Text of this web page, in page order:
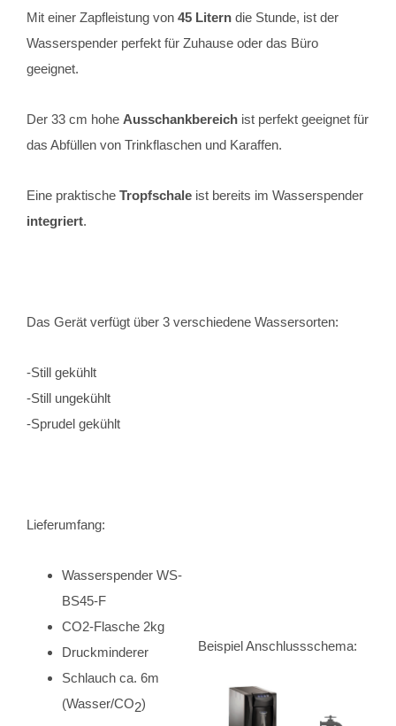
Mit einer Zapfleistung von 45 Litern die Stunde, ist der
Wasserspender perfekt für Zuhause oder das Büro
geeignet.
Der 33 cm hohe Ausschankbereich ist perfekt geeignet für
das Abfüllen von Trinkflaschen und Karaffen.
Eine praktische Tropfschale ist bereits im Wasserspender
integriert.
Das Gerät verfügt über 3 verschiedene Wassersorten:
-Still gekühlt
-Still ungekühlt
-Sprudel gekühlt
Lieferumfang:
Wasserspender WS-
BS45-F
CO2-Flasche 2kg
Druckminderer
Schlauch ca. 6m
(Wasser/CO2)
Beispiel Anschlussschema: